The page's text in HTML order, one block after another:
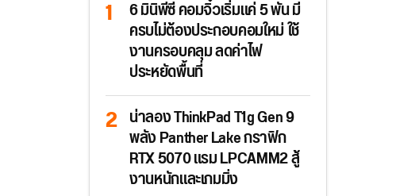
6 มินิพีซี คอมจิ๋วเริ่มแค่ 5 พัน มี
ครบไม่ต้องประกอบคอมใหม่ ใช้
งานครอบคลุม ลดค่าไฟ
ประหยัดพื้นที่
น่าลอง ThinkPad T1g Gen 9
พลัง Panther Lake กราฟิก
RTX 5070 แรม LPCAMM2 สู้
งานหนักและเกมมิ่ง